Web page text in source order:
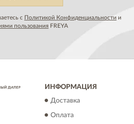
с Политикой Конфиденциальности и
пользования FREYA
ИНФОРМАЦИЯ
Доставка
Оплата